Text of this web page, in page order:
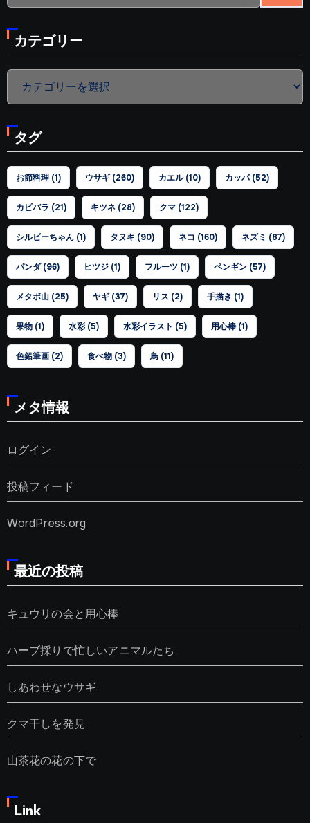
カテゴリー
カ
リ
ー
タグ
お節料理(1) ウサギ(260) カエル(10) カッパ(52)
カピバラ (21) キツネ(28) クマ(122)
シルビーちゃん(1) タヌキ (90) ネコ (160) ネズミ (87)
パンダ(96) ヒツジ(1) フルーツ(1) ペンギン(57)
メタボ山(25) ヤギ(37) リス (2) 手描き (1)
果物(1) 水彩(5) 水彩イラスト (5) 用心棒(1)
色鉛筆画(2) 食べ物(3) 鳥(11)
メタ情報
ログイン
投稿フィード
WordPress.org
最近の投稿
キュウリの会と用心棒
ハーブ採りで忙しいアニマルたち
しあわせなウサギ
クマ干しを発見
山茶花の花の下で
Link